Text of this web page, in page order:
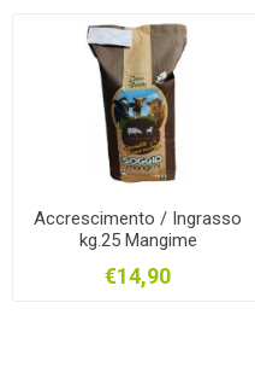
Accrescimento / Ingrasso
kg.25 Mangime
(VITELLI-MANZE)
€14,90